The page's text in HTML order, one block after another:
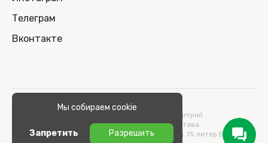
Телеграм
Вконтакте
© 2026 100nout.by,
ООО «СТОНОУТБУКОВ» Директор Метельский Дмитрий
Константинович, действующий на основании Устава.
Адрес: 220100, Беларусь, г. Минск, ул. Кульман, д. 15 литер Б 9/к.
Мы собираем cookie
Запретить Разрешить